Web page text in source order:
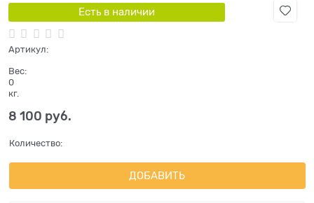
Есть в наличии
Артикул:
Вес:
0
кг.
8 100 руб.
Количество:
ДОБАВИТЬ